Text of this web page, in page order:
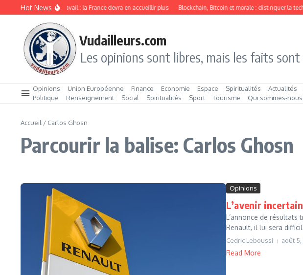
Aller au contenu
Hot News
Immigration de travail : la France devra en accueillir plus Blockchain, Bitcoin et morale : distinguer la
Vudailleurs.com
Les opinions sont libres, mais les faits sont
Opinions Union Européenne Finance Economie Espace Spiritualités Actualités
Politique
Renseignement Social Spiritualités Sport Tourisme Qui
Accueil / Carlos Ghosn
Parcourir la balise: Carlos Ghosn
Opinions
L’avenir
L’annonce de résultats
Renault, il lui sera
Cedric Leboussi août 5,
Read More